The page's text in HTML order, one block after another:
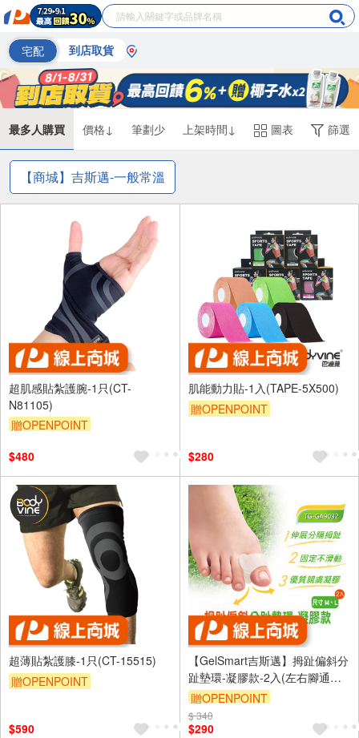
宅配 到店取貨
最多人購買 價格↓ 筆劃少 上架時間↓ 圖表 篩選
【商城】吉斯邁-一般常溫
超肌感貼紮護腕-1只(CT-
N81105)
贈OPENPOINT
$480
肌能動力貼-1入(TAPE-5X500)
贈OPENPOINT
$280
超薄貼紮護膝-1只(CT-15515)
贈OPENPOINT
$590
【GelSmart吉斯邁】拇趾偏斜分
趾墊環-凝膠款-2入(左右腳通
用、0.8cm分趾墊抗菌親膚、
TG-GA9032)
贈OPENPOINT
訂單滿999享9折
$ 340
$290